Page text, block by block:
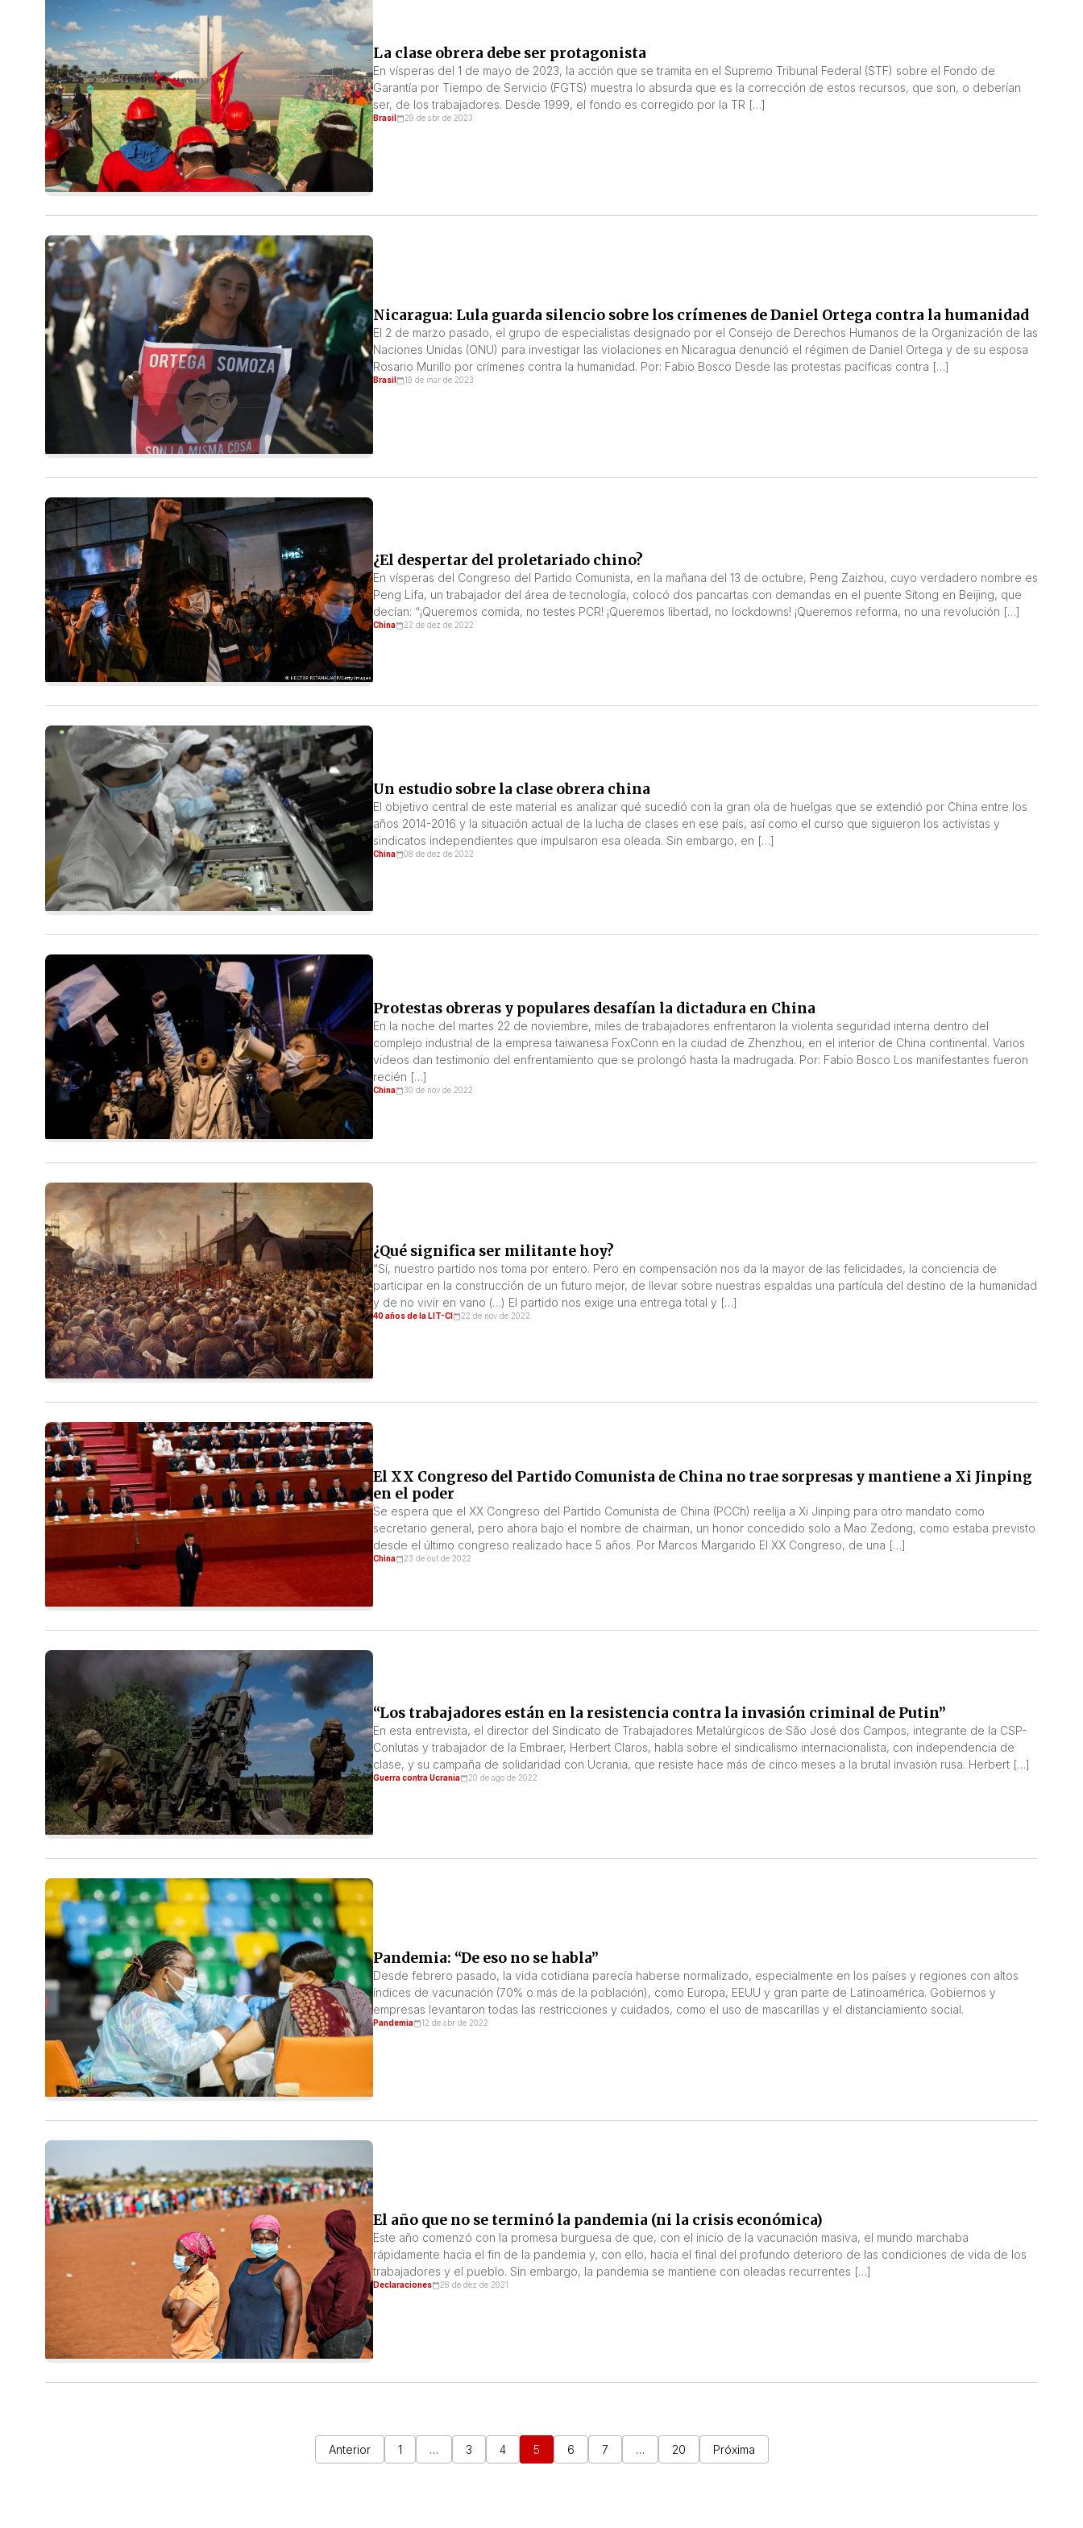
La clase obrera debe ser protagonista
En vísperas del 1 de mayo de 2023, la acción que se tramita en el Supremo Tribunal Federal (STF) sobre el Fondo de
Garantía por Tiempo de Servicio (FGTS) muestra lo absurda que es la corrección de estos recursos, que son, o deberían
ser, de los trabajadores. Desde 1999, el fondo es corregido por la TR […]
Brasil 29 de abr de 2023
Nicaragua: Lula guarda silencio sobre los crímenes de Daniel Ortega contra la humanidad
El 2 de marzo pasado, el grupo de especialistas designado por el Consejo de Derechos Humanos de la Organización de las
Naciones Unidas (ONU) para investigar las violaciones en Nicaragua denunció el régimen de Daniel Ortega y de su esposa
Rosario Murillo por crímenes contra la humanidad. Por: Fabio Bosco Desde las protestas pacíficas contra […]
Brasil 19 de mar de 2023
¿El despertar del proletariado chino?
En vísperas del Congreso del Partido Comunista, en la mañana del 13 de octubre, Peng Zaizhou, cuyo verdadero nombre es
Peng Lifa, un trabajador del área de tecnología, colocó dos pancartas con demandas en el puente Sitong en Beijing, que
decían: “¡Queremos comida, no testes PCR! ¡Queremos libertad, no lockdowns! ¡Queremos reforma, no una revolución […]
China 22 de dez de 2022
Un estudio sobre la clase obrera china
El objetivo central de este material es analizar qué sucedió con la gran ola de huelgas que se extendió por China entre los
años 2014-2016 y la situación actual de la lucha de clases en ese país, así como el curso que siguieron los activistas y
sindicatos independientes que impulsaron esa oleada. Sin embargo, en […]
China 08 de dez de 2022
Protestas obreras y populares desafían la dictadura en China
En la noche del martes 22 de noviembre, miles de trabajadores enfrentaron la violenta seguridad interna dentro del
complejo industrial de la empresa taiwanesa FoxConn en la ciudad de Zhenzhou, en el interior de China continental. Varios
videos dan testimonio del enfrentamiento que se prolongó hasta la madrugada. Por: Fabio Bosco Los manifestantes fueron
recién […]
China 30 de nov de 2022
¿Qué significa ser militante hoy?
“Sí, nuestro partido nos toma por entero. Pero en compensación nos da la mayor de las felicidades, la conciencia de
participar en la construcción de un futuro mejor, de llevar sobre nuestras espaldas una partícula del destino de la humanidad
y de no vivir en vano (…) El partido nos exige una entrega total y […]
40 años de la LIT-CI 22 de nov de 2022
El XX Congreso del Partido Comunista de China no trae sorpresas y mantiene a Xi Jinping
en el poder
Se espera que el XX Congreso del Partido Comunista de China (PCCh) reelija a Xi Jinping para otro mandato como
secretario general, pero ahora bajo el nombre de chairman, un honor concedido solo a Mao Zedong, como estaba previsto
desde el último congreso realizado hace 5 años. Por Marcos Margarido El XX Congreso, de una […]
China 23 de out de 2022
“Los trabajadores están en la resistencia contra la invasión criminal de Putin”
En esta entrevista, el director del Sindicato de Trabajadores Metalúrgicos de São José dos Campos, integrante de la CSP-
Conlutas y trabajador de la Embraer, Herbert Claros, habla sobre el sindicalismo internacionalista, con independencia de
clase, y su campaña de solidaridad con Ucrania, que resiste hace más de cinco meses a la brutal invasión rusa. Herbert […]
Guerra contra Ucrania 20 de ago de 2022
Pandemia: “De eso no se habla”
Desde febrero pasado, la vida cotidiana parecía haberse normalizado, especialmente en los países y regiones con altos
índices de vacunación (70% o más de la población), como Europa, EEUU y gran parte de Latinoamérica. Gobiernos y
empresas levantaron todas las restricciones y cuidados, como el uso de mascarillas y el distanciamiento social.
Pandemia 12 de abr de 2022
El año que no se terminó la pandemia (ni la crisis económica)
Este año comenzó con la promesa burguesa de que, con el inicio de la vacunación masiva, el mundo marchaba
rápidamente hacia el fin de la pandemia y, con ello, hacia el final del profundo deterioro de las condiciones de vida de los
trabajadores y el pueblo. Sin embargo, la pandemia se mantiene con oleadas recurrentes […]
Declaraciones 28 de dez de 2021
Anterior 1 … 3 4 5 6 7 … 20 Próxima